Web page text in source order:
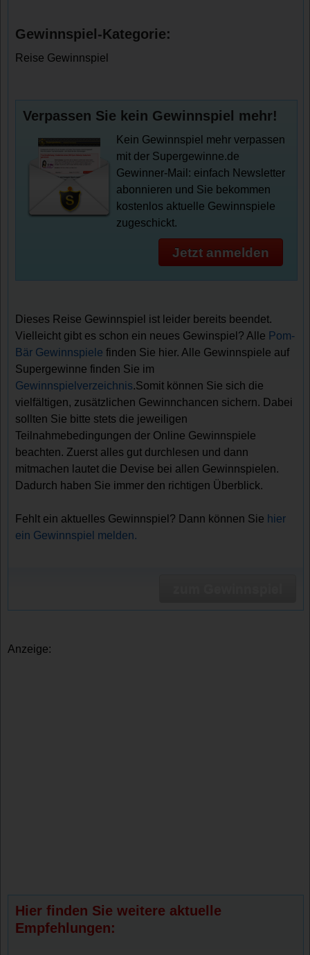
Gewinnspiel-Kategorie:
Reise Gewinnspiel
Verpassen Sie kein Gewinnspiel mehr!
Kein Gewinnspiel mehr verpassen
mit der Supergewinne.de
Gewinner-Mail: einfach Newsletter
abonnieren und Sie bekommen
kostenlos aktuelle Gewinnspiele
zugeschickt.
Jetzt anmelden
Dieses Reise Gewinnspiel ist leider bereits beendet.
Vielleicht gibt es schon ein neues Gewinspiel? Alle Pom-
Bär Gewinnspiele finden Sie hier. Alle Gewinnspiele auf
Supergewinne finden Sie im
Gewinnspielverzeichnis.Somit können Sie sich die
vielfältigen, zusätzlichen Gewinnchancen sichern. Dabei
sollten Sie bitte stets die jeweiligen
Teilnahmebedingungen der Online Gewinnspiele
beachten. Zuerst alles gut durchlesen und dann
mitmachen lautet die Devise bei allen Gewinnspielen.
Dadurch haben Sie immer den richtigen Überblick.
Fehlt ein aktuelles Gewinnspiel? Dann können Sie hier
ein Gewinnspiel melden.
Anzeige:
Hier finden Sie weitere aktuelle
Empfehlungen: